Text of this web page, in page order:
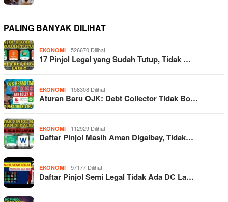
PALING BANYAK DILIHAT
EKONOMI 526670 Dilihat
17 Pinjol Legal yang Sudah Tutup, Tidak …
EKONOMI 158308 Dilihat
Aturan Baru OJK: Debt Collector Tidak Bo…
EKONOMI 112929 Dilihat
Daftar Pinjol Masih Aman Digalbay, Tidak…
EKONOMI 97177 Dilihat
Daftar Pinjol Semi Legal Tidak Ada DC La…